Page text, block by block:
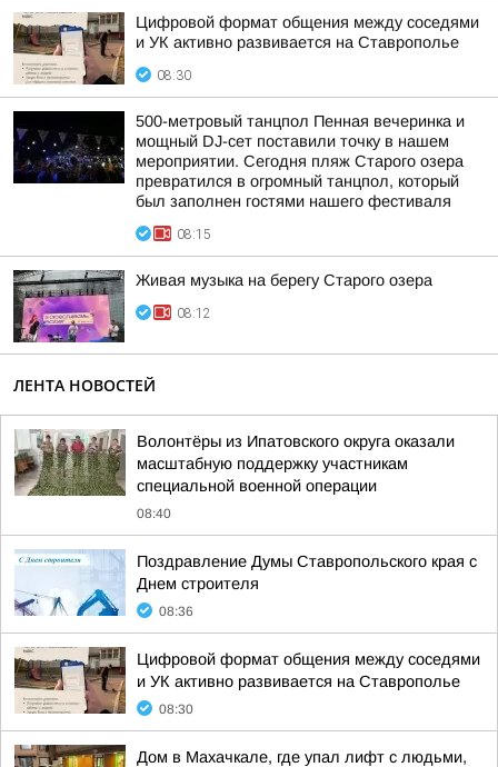
Цифровой формат общения между соседями
и УК активно развивается на Ставрополье
08:30
500-метровый танцпол Пенная вечеринка и
мощный DJ-сет поставили точку в нашем
мероприятии. Сегодня пляж Старого озера
превратился в огромный танцпол, который
был заполнен гостями нашего фестиваля
08:15
Живая музыка на берегу Старого озера
08:12
ЛЕНТА НОВОСТЕЙ
Волонтёры из Ипатовского округа оказали
масштабную поддержку участникам
специальной военной операции
08:40
Поздравление Думы Ставропольского края с
Днем строителя
08:36
Цифровой формат общения между соседями
и УК активно развивается на Ставрополье
08:30
Дом в Махачкале, где упал лифт с людьми,